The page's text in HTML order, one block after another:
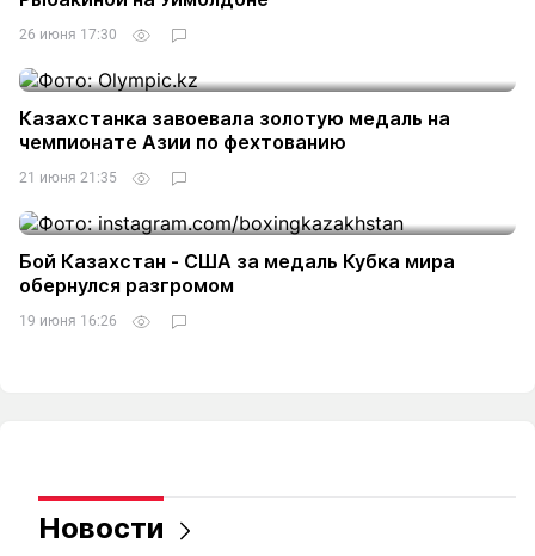
26 июня 17:30
Казахстанка завоевала золотую медаль на
чемпионате Азии по фехтованию
21 июня 21:35
Бой Казахстан - США за медаль Кубка мира
обернулся разгромом
19 июня 16:26
Новости